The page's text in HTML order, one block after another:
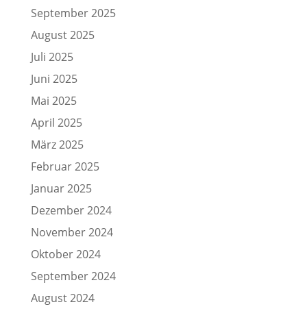
September 2025
August 2025
Juli 2025
Juni 2025
Mai 2025
April 2025
März 2025
Februar 2025
Januar 2025
Dezember 2024
November 2024
Oktober 2024
September 2024
August 2024